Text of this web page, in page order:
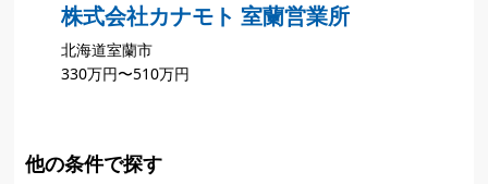
株式会社カナモト 室蘭営業所
北海道室蘭市
330万円〜510万円
他の条件で探す